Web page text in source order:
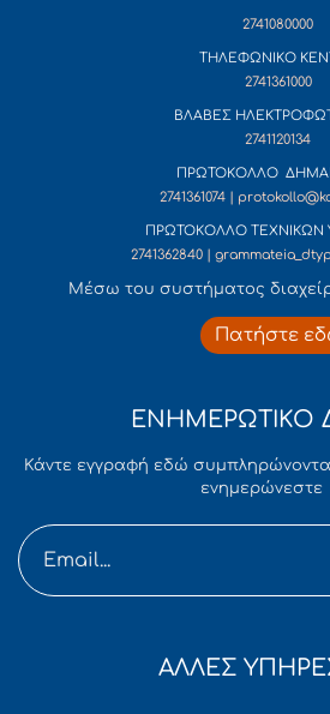
2741080000
ΤΗΛΕΦΩΝΙΚΟ
2741361000
ΒΛΑΒΕΣ
2741120134
ΠΡΩΤΟΚΟΛΛΟ
2741361074 |
ΠΡΩΤΟΚΟΛΛΟ ΤΕΧΝΙΚΩΝ
2741362840 |
Mέσω του συστήματος
Πατήστε
ΕΝΗΜΕΡΩΤΙΚΟ
Κάντε εγγραφή εδώ
ενημερώνεστε
ΑΛΛΕΣ